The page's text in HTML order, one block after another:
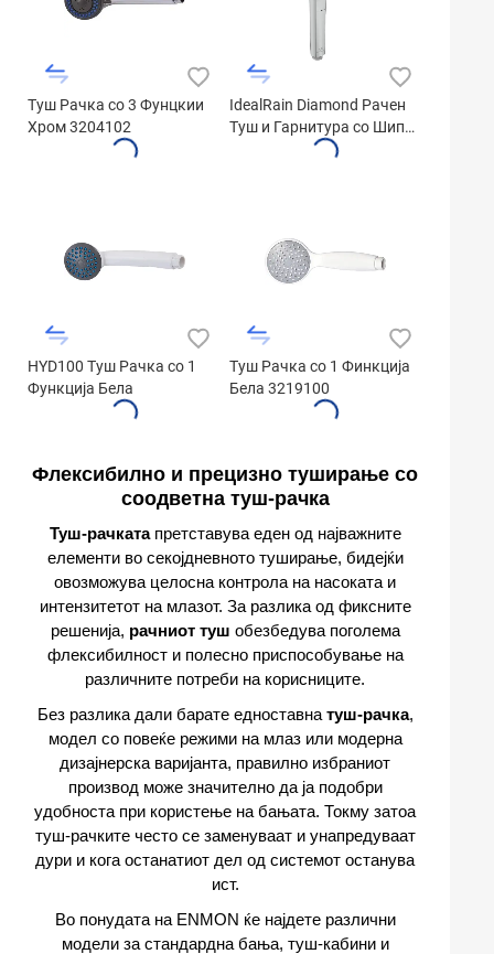
Туш Рачка со 3 Фунцкии
Хром 3204102
IdealRain Diamond Рачен
Туш и Гарнитура со Шипка
HYD100 Туш Рачка со 1
Функција Бела
Туш Рачка со 1 Финкција
Бела 3219100
Флексибилно и прецизно туширање со
соодветна туш-рачка
Туш-рачкатапретставува еден од најважните
елементи во секојдневното туширање, бидејќи
овозможува целосна контрола на насоката и
интензитетот на млазот. За разлика од фиксните
решенија, рачниот туш обезбедува поголема
флексибилност и полесно приспособување на
различните потреби на корисниците.
Без разлика дали барате едноставна туш-рачка,
модел со повеќе режими на млаз или модерна
дизајнерска варијанта, правилно избраниот
производ може значително да ја подобри
удобноста при користење на бањата. Токму затоа
туш-рачките често се заменуваат и унапредуваат
дури и кога останатиот дел од системот останува
ист.
Во понудата на ENMON ќе најдете различни
модели за стандарднa бањa, туш-кабини и